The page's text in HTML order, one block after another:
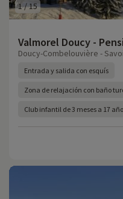
1/15
Valmorel Doucy -
Doucy-Combelouvière -
Entrada y salida con esquís
Zona de relajación con baño
Club infantil de 3 meses a 17